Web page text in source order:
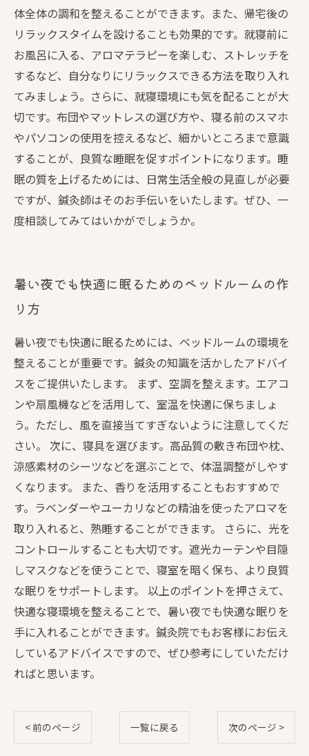
体全体の調和を整えることができます。また、帰宅後の
リラックスタイムを設けることも効果的です。就寝前に
お風呂に入る、アロマテラピーを楽しむ、ストレッチを
するなど、自分なりにリラックスできる方法を取り入れ
てみましょう。さらに、就寝環境にも気を配ることが大
切です。布団やマットレスの選び方や、寝る前のスマホ
やパソコンの使用を控えるなど、細かいところまで意識
することが、良質な睡眠を促すポイントになります。睡
眠の質を上げるためには、日常生活全般の見直しが必要
ですが、鍼灸師はそのお手伝いをいたします。ぜひ、一
度相談してみてはいかがでしょうか。
暑い夜でも快適に眠るためのベッドルームの作
り方
暑い夜でも快適に眠るためには、ベッドルームの環境を
整えることが重要です。鍼灸の知識を活かしたアドバイ
スをご提供いたします。 まず、空調を整えます。エアコ
ンや扇風機などを活用して、室温を快適に保ちましょ
う。ただし、風を直接当てすぎないように注意してくだ
さい。 次に、寝具を選びます。高品質の敷き布団や枕、
涼感素材のシーツなどを選ぶことで、体温調整がしやす
くなります。 また、香りを活用することもおすすめで
す。ラベンダーやユーカリなどの精油を使ったアロマを
取り入れると、熟睡することができます。 さらに、光を
コントロールすることも大切です。遮光カーテンや目隠
しマスクなどを使うことで、寝室を暗く保ち、より良質
な眠りをサポートします。 以上のポイントを押さえて、
快適な寝環境を整えることで、暑い夜でも快適な眠りを
手に入れることができます。鍼灸院でもお客様にお伝え
しているアドバイスですので、ぜひ参考にしていただけ
ればと思います。
< 前のページ 一覧に戻る 次のページ >